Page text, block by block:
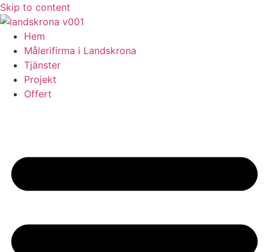
Skip to content
Hem
Målerifirma i Landskrona
Tjänster
Projekt
Offert